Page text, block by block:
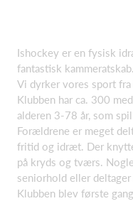
Ishockey er en fysisk
fantastisk kammeratskab.
Vi dyrker vores sport fra
Klubben har ca. 300
alderen 3-78 år, som
Forældrene er meget
fritid og idræt. Der
på kryds og tværs.
seniorhold eller
Klubben blev første